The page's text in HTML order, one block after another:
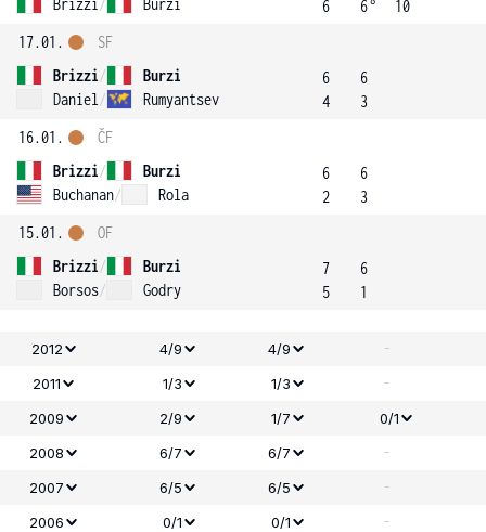
6 6
10
17.01.
Brizzi/
Burzi
Daniel / Rumyantsev
SF
6
4
6
3
16.01.
Brizzi/
Burzi
Buchanan/ Rola
ČF
6
2
6
3
15.01.
Brizzi/
Burzi
Borsos/ Godry
OF
7
5
6
1
2012 4/9 4/9 -
2011 1/3 1/3 -
2009 2/9 1/7
0/1
2008
6/7 6/7 -
2007 6/5 6/5 -
2006 0/1 0/1
-